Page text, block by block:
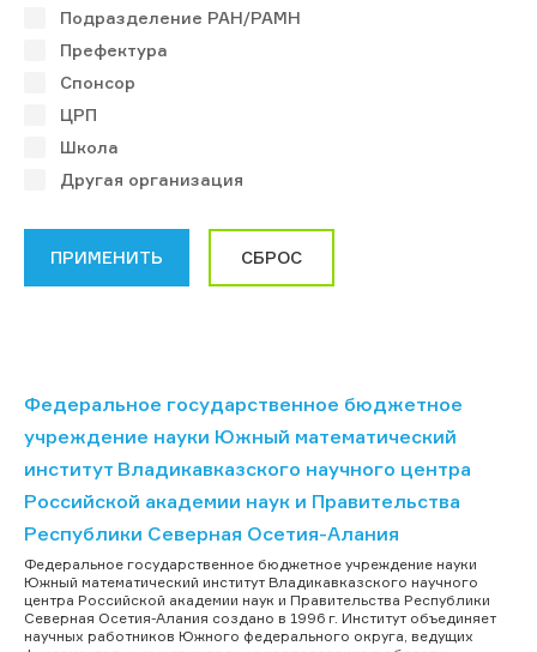
Подразделение РАН/РАМН
Префектура
Спонсор
ЦРП
Школа
Другая организация
Федеральное государственное бюджетное
учреждение науки Южный математический
институт Владикавказского научного центра
Российской академии наук и Правительства
Республики Северная Осетия-Алания
Федеральное государственное бюджетное учреждение науки
Южный математический институт Владикавказского научного
центра Российской академии наук и Правительства Республики
Северная Осетия-Алания создано в 1996 г. Институт объединяет
научных работников Южного федерального округа, ведущих